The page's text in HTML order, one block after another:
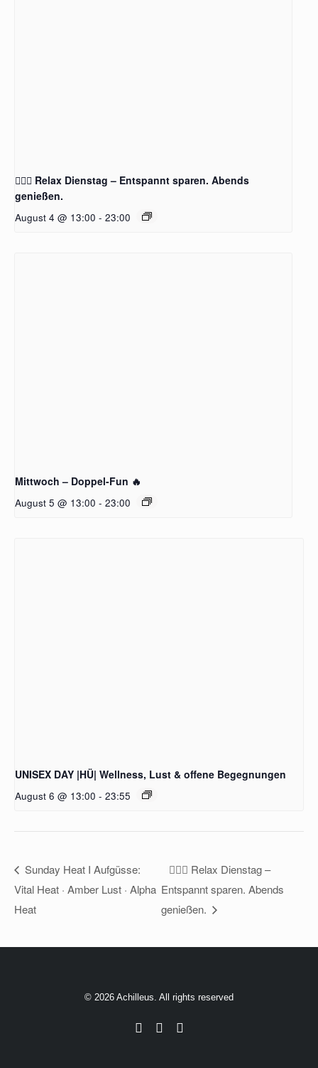
🧖‍♂️✨ Relax Dienstag – Entspannt sparen. Abends
genießen.
August 4 @ 13:00 - 23:00
Mittwoch – Doppel-Fun 🔥
August 5 @ 13:00 - 23:00
UNISEX DAY |HÜ| Wellness, Lust & offene Begegnungen
August 6 @ 13:00 - 23:55
Sunday Heat I Aufgüsse:
Vital Heat · Amber Lust · Alpha
Heat
🧖‍♂️✨ Relax Dienstag –
Entspannt sparen. Abends
genießen.
© 2026 Achilleus. All rights reserved